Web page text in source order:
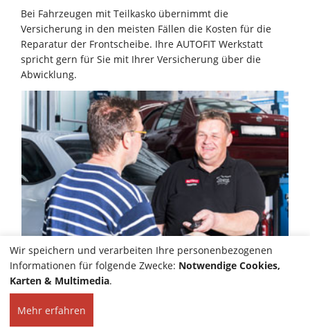
Bei Fahrzeugen mit Teilkasko übernimmt die
Versicherung in den meisten Fällen die Kosten für die
Reparatur der Frontscheibe. Ihre AUTOFIT Werkstatt
spricht gern für Sie mit Ihrer Versicherung über die
Abwicklung.
Wir speichern und verarbeiten Ihre personenbezogenen
Informationen für folgende Zwecke: Notwendige Cookies,
Karten & Multimedia.
Mehr erfahren